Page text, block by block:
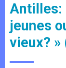
Antilles:
jeunes
vieux?